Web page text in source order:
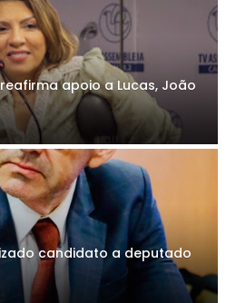
apoio a Lucas, João
candidato a deputado